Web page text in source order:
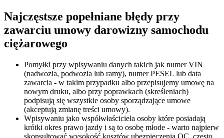
Najczęstsze popełniane błędy przy
zawarciu umowy darowizny samochodu
ciężarowego
Pomyłki przy wpisywaniu danych takich jak numer VIN
(nadwozia, podwozia lub ramy), numer PESEL lub data
zawarcia - w takim przypadku albo przepisujemy umowę na
nowym druku, albo przy poprawkach (skreśleniach)
podpisują się wszystkie osoby sporządzające umowe
(akceptują zmianę treści umowy).
Wpisywaniu jako współwłaściciela osoby które posiadają
krótki okres prawo jazdy i są to osobę młode - warto najpierw
skonsultować wysokość kosztów ubezpieczenia OC, często